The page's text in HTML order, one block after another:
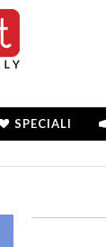
SPECIALI